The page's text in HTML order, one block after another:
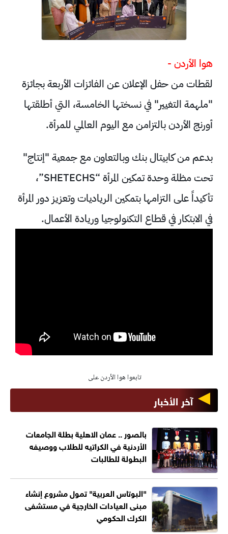
هوا الأردن -
لقطات من حفل الإعلان عن الفائزات الأربعة بجائزة
"ملهمة التغيير" في نسختها الخامسة، التي أطلقتها
أورنج الأردن بالتزامن مع اليوم العالمي للمرأة.
بدعم من كابيتال بنك وبالتعاون مع جمعية "إنتاج"
تحت مظلة وحدة تمكين المرأة “SHETECHS”،
تأكيداً على التزامها بتمكين الرياديات وتعزيز دور المرأة
في الابتكار في قطاع التكنولوجيا وريادة الأعمال.
تابعوا هوا الأردن على
آخر الأخبار
بالصور .. عمان الاهلية بطلة الجامعات
الأردنية في الكراتيه للطلاب ووصيفه
البطولة للطالبات
"البوتاس العربية" تمول مشروع إنشاء
مبنى العيادات الخارجية في مستشفى
الكرك الحكومي